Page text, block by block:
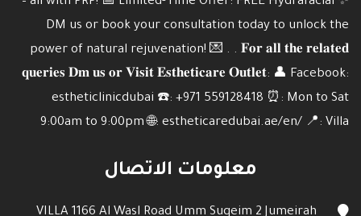
معلومات الاتصال
VILLA 1166 Al Wasl Road Umm Suqeim 2 Jumeirah